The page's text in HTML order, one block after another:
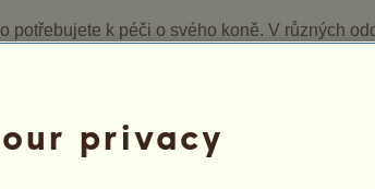
potřebujete k péči o svého koně. V různých
výkonnosti vašeho koně
se mění podle prodeje a nakupování
privacy